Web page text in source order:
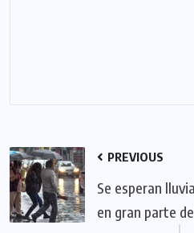
PREVIOUS
Se esperan
en gran parte